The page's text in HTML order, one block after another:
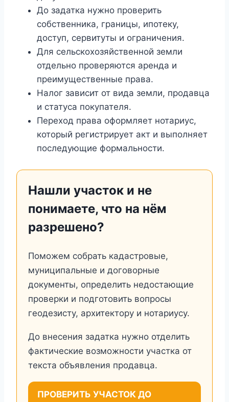
До задатка нужно проверить
собственника, границы, ипотеку,
доступ, сервитуты и ограничения.
Для сельскохозяйственной земли
отдельно проверяются аренда и
преимущественные права.
Налог зависит от вида земли, продавца
и статуса покупателя.
Переход права оформляет нотариус,
который регистрирует акт и выполняет
последующие формальности.
Нашли участок и не
понимаете, что на нём
разрешено?
Поможем собрать кадастровые,
муниципальные и договорные
документы, определить недостающие
проверки и подготовить вопросы
геодезисту, архитектору и нотариусу.
До внесения задатка нужно отделить
фактические возможности участка от
текста объявления продавца.
ПРОВЕРИТЬ УЧАСТОК ДО